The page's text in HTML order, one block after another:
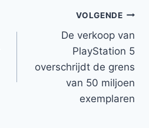
VOLGENDE
De verkoop van
PlayStation 5
overschrijdt de grens
van 50 miljoen
exemplaren